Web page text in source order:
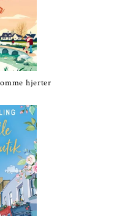
hjerter